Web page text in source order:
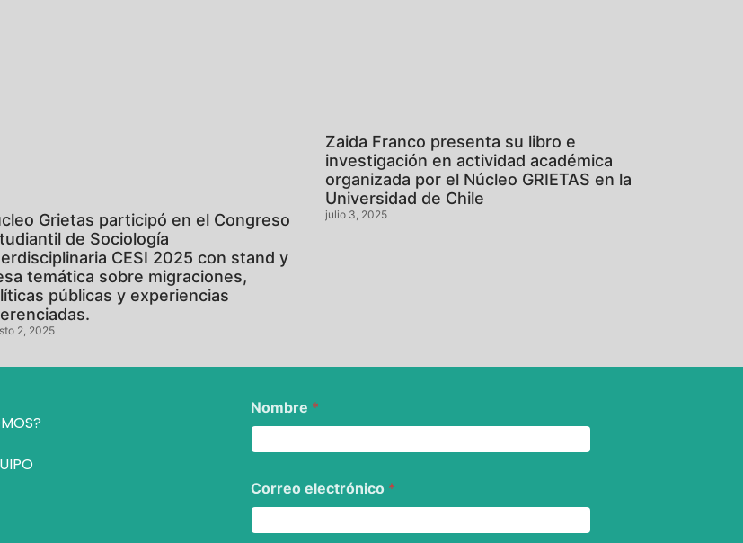
Grietas participó en el Congreso
de Sociología
CESI 2025 con stand y
temática sobre migraciones,
públicas y experiencias
2, 2025
Zaida Franco presenta su libro e
investigación en actividad académica
organizada por el Núcleo GRIETAS en la
Universidad de Chile
julio 3, 2025
Nombre *
Correo electrónico *